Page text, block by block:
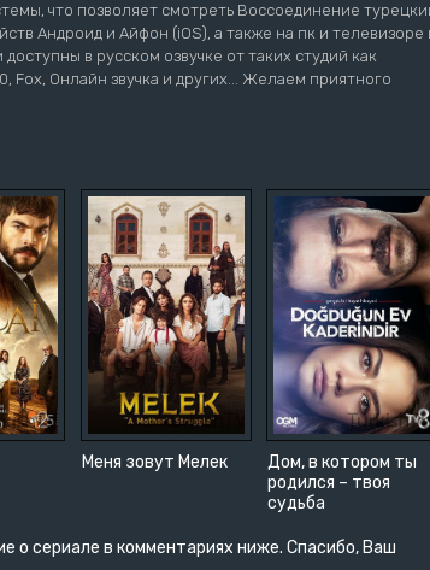
что позволяет смотреть Воссоединение
Андроид и Айфон (iOS), а также на пк и телевизоре
в русском озвучке от таких студий как
Fox, Онлайн звучка и других... Желаем приятного
Меня зовут Мелек
Дом, в котором ты
родился – твоя
судьба
о сериале в комментариях ниже. Спасибо, Ваш